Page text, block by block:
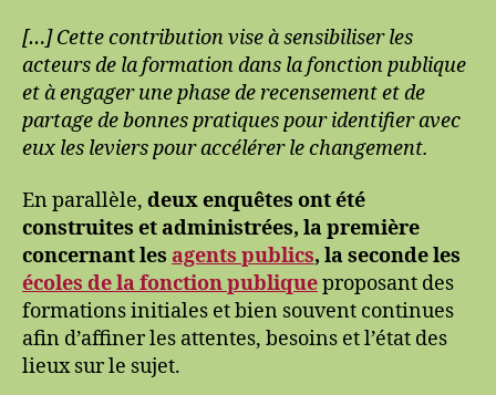
[…] Cette contribution vise à sensibiliser les
acteurs de la formation dans la fonction publique
et à engager une phase de recensement et de
partage de bonnes pratiques pour identifier avec
eux les leviers pour accélérer le changement.
En parallèle, deux enquêtes ont été
construites et administrées, la première
concernant les agents publics, la seconde les
écoles de la fonction publiqueproposant des
formations initiales et bien souvent continues
afin d’affiner les attentes, besoins et l’état des
lieux sur le sujet.